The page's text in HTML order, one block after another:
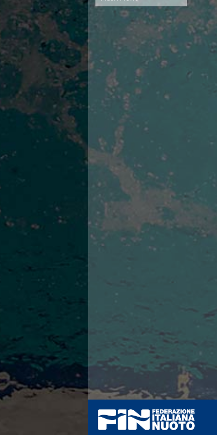
Campionato A2 Maschile
Campionato A2 Femminile
Campionato B Maschile
Storico Campionati 2003-2017
Finali Giovanili
Trofei delle Regioni
CoMeN Cup
News
Flash News
Waterpolo Channel
Norme e documenti
Risultati e Classifiche
Azzurri
Flash News
Artistico
Eventi
Norme e documenti
Risultati e Classifiche
News
Flash News
Salvamento
Eventi
Norme e documenti
Risultati e Classifiche
Albi d'oro - Primati
News
Flash News
Master